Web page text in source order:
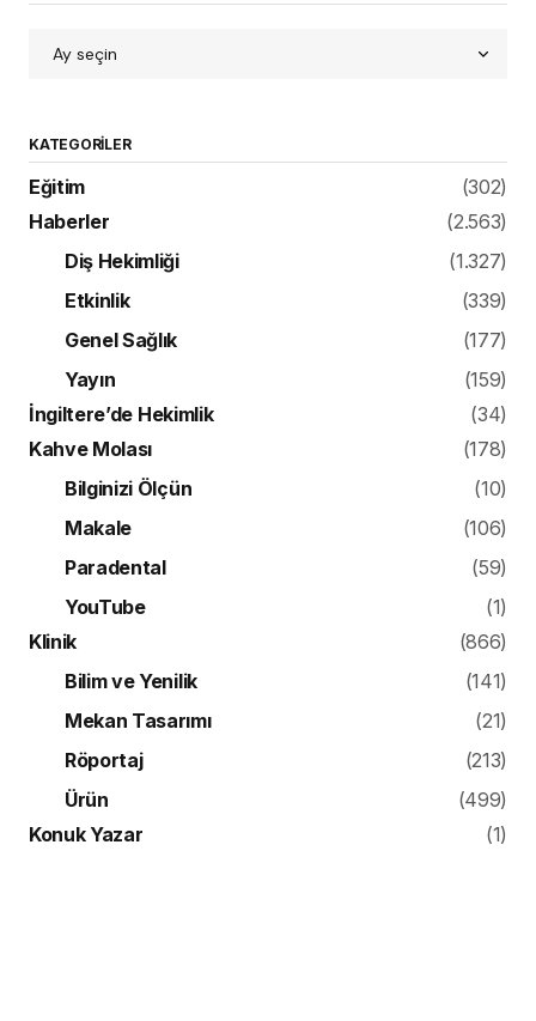
KATEGORILER
Eğitim
(302)
Haberler
(2.563)
Diş Hekimliği
(1.327)
Etkinlik
(339)
Genel Sağlık
(177)
Yayın
(159)
İngiltere’de Hekimlik
(34)
Kahve Molası
(178)
Bilginizi Ölçün
(10)
Makale
(106)
Paradental
(59)
YouTube
(1)
Klinik
(866)
Bilim ve Yenilik
(141)
Mekan Tasarımı
(21)
Röportaj
(213)
Ürün
(499)
Konuk Yazar
(1)